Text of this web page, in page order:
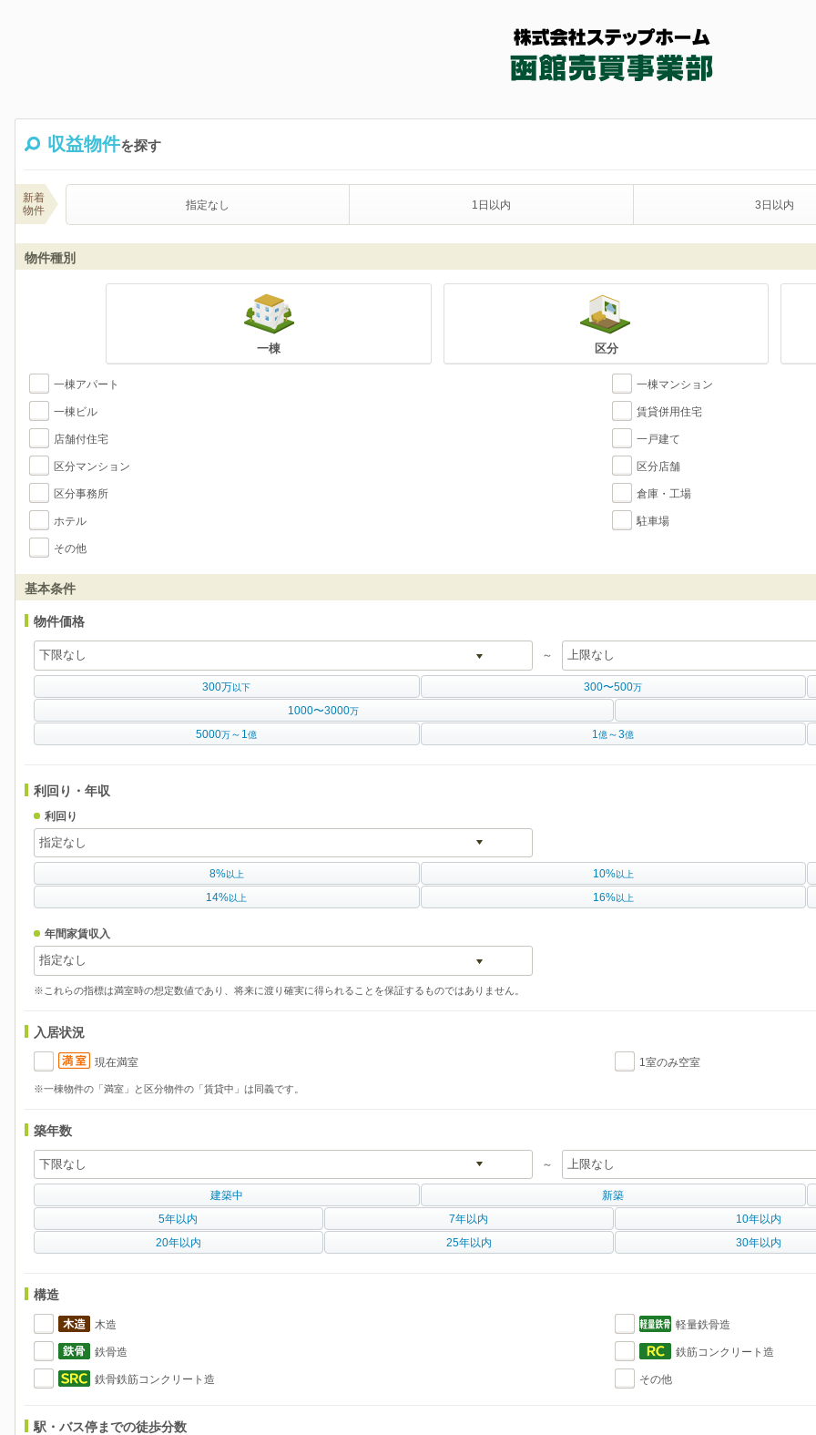
収益物件を探す
新着
物件
指定なし 1日以内 3日以内
物件種別
一棟 区分
一棟アパート 一棟マンション
一棟ビル 賃貸併用住宅
店舗付住宅 一戸建て
区分マンション 区分店舗
区分事務所 倉庫・工場
ホテル 駐車場
その他
基本条件
物件価格
～
300万以下 300〜500万
1000〜3000万
5000万～1億 1億～3億
利回り・年収
利回り
8%以上 10%以上
14%以上 16%以上
年間家賃収入
※これらの指標は満室時の想定数値であり、将来に渡り確実に得られることを保証するものではありません。
入居状況
現在満室 1室のみ空室
※一棟物件の「満室」と区分物件の「賃貸中」は同義です。
築年数
～
建築中 新築
5年以内
7年以内 10年以内
20年以内
25年以内 30年以内
構造
木造 軽量鉄骨造
鉄骨造 鉄筋コンクリート造
鉄骨鉄筋コンクリート造 その他
駅・バス停までの徒歩分数